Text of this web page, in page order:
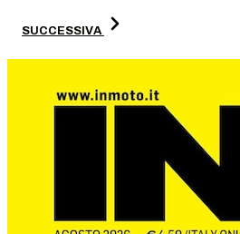
SUCCESSIVA